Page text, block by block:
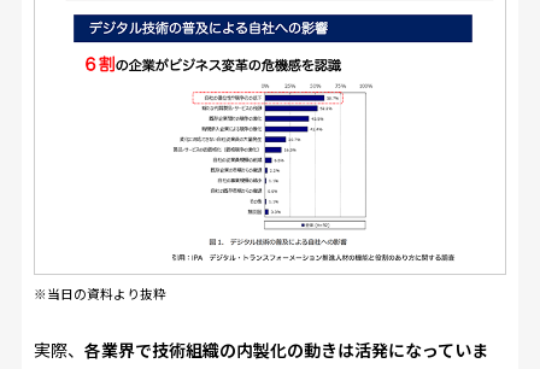
※当日の資料より抜粋
実際、 各業界で技術組織の内製化の動きは活発になっていま